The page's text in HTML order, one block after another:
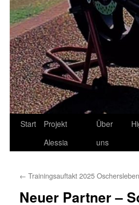
Zum
Start
Projekt
Alessia
Über
uns
← Trainingsauftakt 2025 Oschersleben
Neuer Partner –